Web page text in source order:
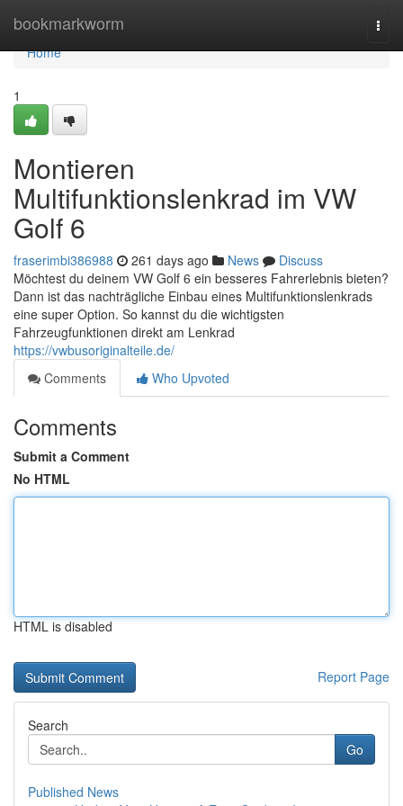
bookmarkworm
Home
Home
1
Montieren
Multifunktionslenkrad im VW
Golf 6
fraserimbi386988 261 days ago News
Discuss
Möchtest du deinem VW Golf 6 ein besseres Fahrerlebnis bieten?
Dann ist das nachträgliche Einbau eines Multifunktionslenkrads
eine super Option. So kannst du die wichtigsten
Fahrzeugfunktionen direkt am Lenkrad
https://vwbusoriginalteile.de/
Comments
Who Upvoted
Comments
Submit a Comment
No HTML
HTML is disabled
Report Page
Search
Go
Published News